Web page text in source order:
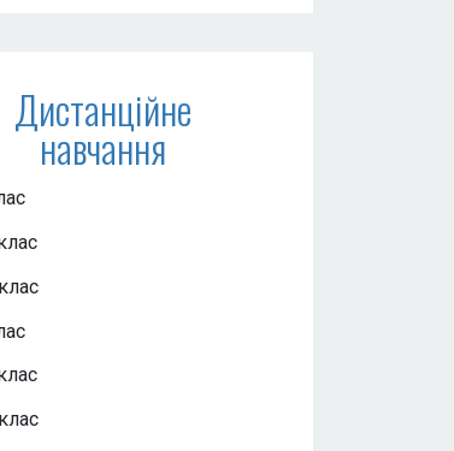
Дистанційне
навчання